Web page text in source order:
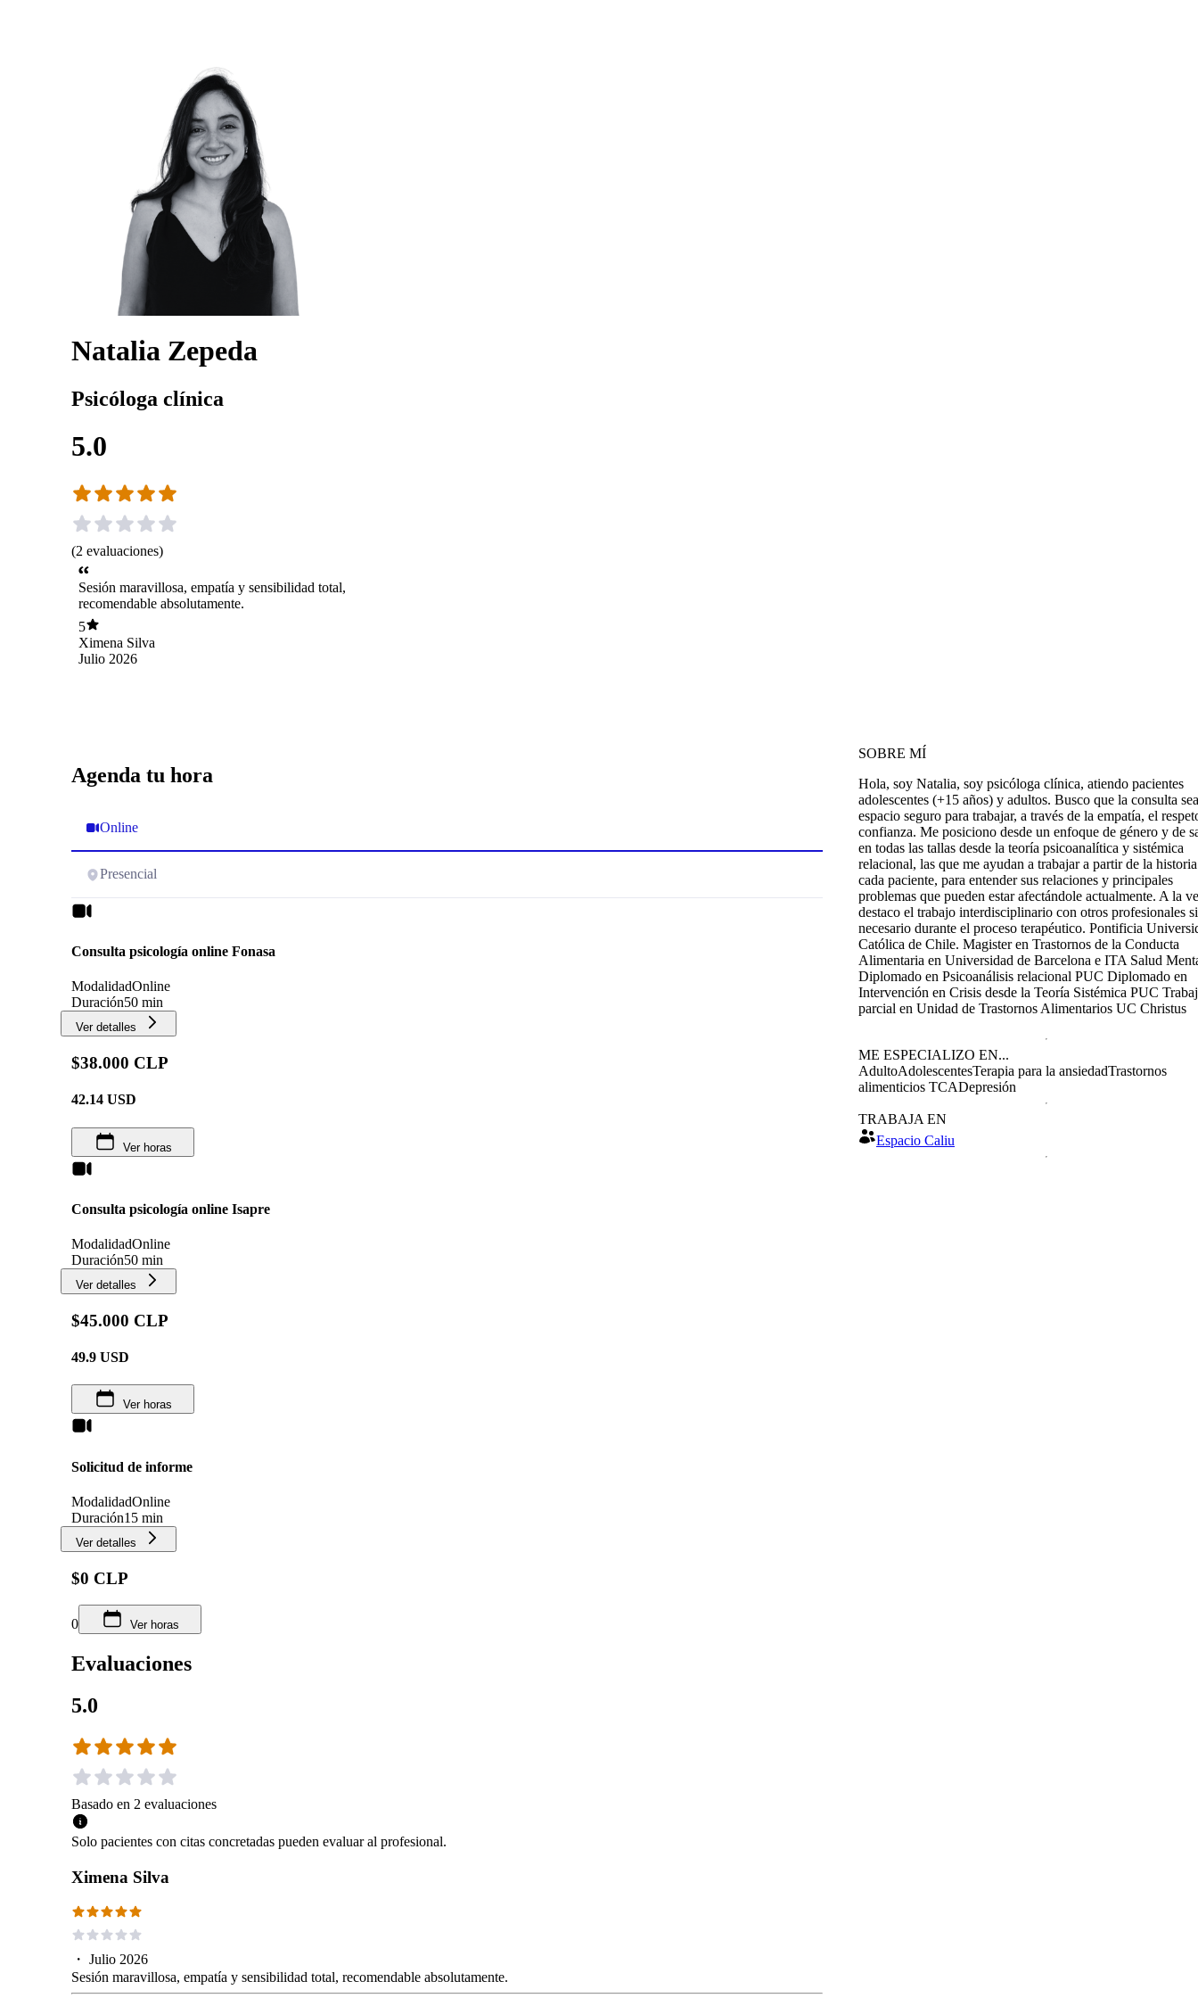
Natalia Zepeda
Psicóloga clínica
5.0
(2 evaluaciones)
Sesión maravillosa, empatía y sensibilidad total,
recomendable absolutamente.
5
Ximena Silva
Julio 2026
Agenda tu hora
Online
Presencial
Consulta psicología online Fonasa
ModalidadOnline
Duración50 min
Ver detalles
$38.000 CLP
42.14 USD
Ver horas
Consulta psicología online Isapre
ModalidadOnline
Duración50 min
Ver detalles
$45.000 CLP
49.9 USD
Ver horas
Solicitud de informe
ModalidadOnline
Duración15 min
Ver detalles
$0 CLP
0 Ver horas
Evaluaciones
5.0
Basado en 2 evaluaciones
Solo pacientes con citas concretadas pueden evaluar al profesional.
Ximena Silva
・ Julio 2026
Sesión maravillosa, empatía y sensibilidad total, recomendable absolutamente.
SOBRE MÍ
Hola, soy Natalia, soy psicóloga clínica, atiendo pacientes
adolescentes (+15 años) y adultos. Busco que la consulta
espacio seguro para trabajar, a través de la empatía, el
confianza. Me posiciono desde un enfoque de género y de
en todas las tallas desde la teoría psicoanalítica y sistémica
relacional, las que me ayudan a trabajar a partir de la
cada paciente, para entender sus relaciones y principales
problemas que pueden estar afectándole actualmente. A la
destaco el trabajo interdisciplinario con otros profesionales
necesario durante el proceso terapéutico. Pontificia
Católica de Chile. Magister en Trastornos de la Conducta
Alimentaria en Universidad de Barcelona e ITA Salud
Diplomado en Psicoanálisis relacional PUC Diplomado en
Intervención en Crisis desde la Teoría Sistémica PUC
parcial en Unidad de Trastornos Alimentarios UC Christus
ME ESPECIALIZO EN...
AdultoAdolescentesTerapia para la ansiedadTrastornos
alimenticios TCADepresión
TRABAJA EN
Espacio Caliu